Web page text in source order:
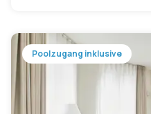
Poolzugang inklusive